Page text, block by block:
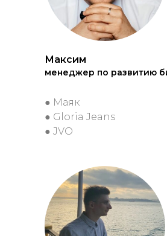
Максим
менеджер по развитию
● Маяк
● Gloria Jeans
● JVO